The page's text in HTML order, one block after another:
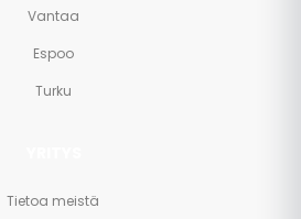
Vantaa
Espoo
Turku
Tietoa meistä